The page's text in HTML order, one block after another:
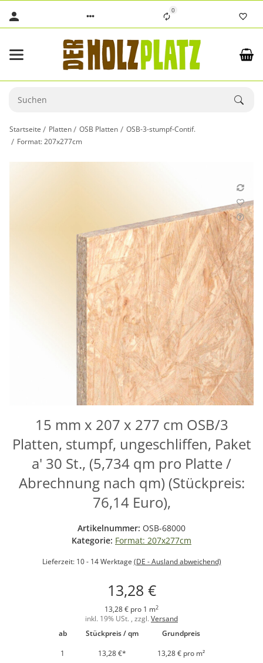
0
Startseite Platten OSB Platten
OSB-3-stumpf-Contif.
Format: 207x277cm
15 mm x 207 x 277 cm OSB/3
Platten, stumpf, ungeschliffen, Paket
a' 30 St., (5,734 qm pro Platte /
Abrechnung nach qm) (Stückpreis:
76,14 Euro),
Artikelnummer: OSB-68000
Kategorie: Format: 207x277cm
Lieferzeit: 10 - 14 Werktage (DE - Ausland abweichend)
13,28 €
13,28 € pro 1 m2
inkl. 19% USt. , zzgl. Versand
ab
Stückpreis / qm
Grundpreis
1
13,28 €* 13,28 € pro m²